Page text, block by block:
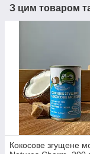
З цим товаром
Кокосове згущене